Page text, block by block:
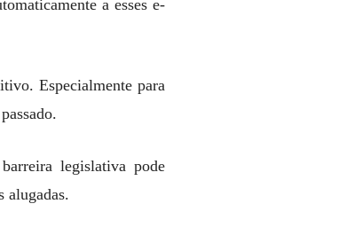
a esses e-
Especialmente para
legislativa pode
alugadas.